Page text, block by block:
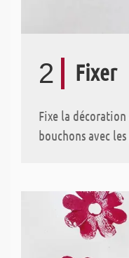
2 Fixer
Fixe la
bouchons avec